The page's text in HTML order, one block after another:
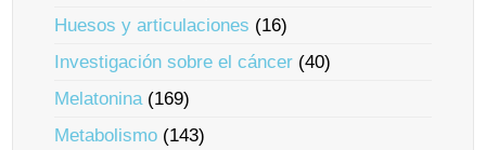
Huesos y articulaciones (16)
Investigación sobre el cáncer (40)
Melatonina(169)
Metabolismo (143)